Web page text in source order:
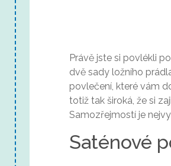
Právě jste si povlékli
dvě sady ložního
povlečení, které vám
totiž tak široká, že si
Samozřejmostí je
Saténové